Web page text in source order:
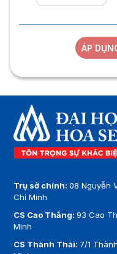
ÁP
Trụ sở chính:08 Nguyễn
Chí Minh
CS Cao Thắng:93 Cao
Minh
CS Thành Thái: 7/1